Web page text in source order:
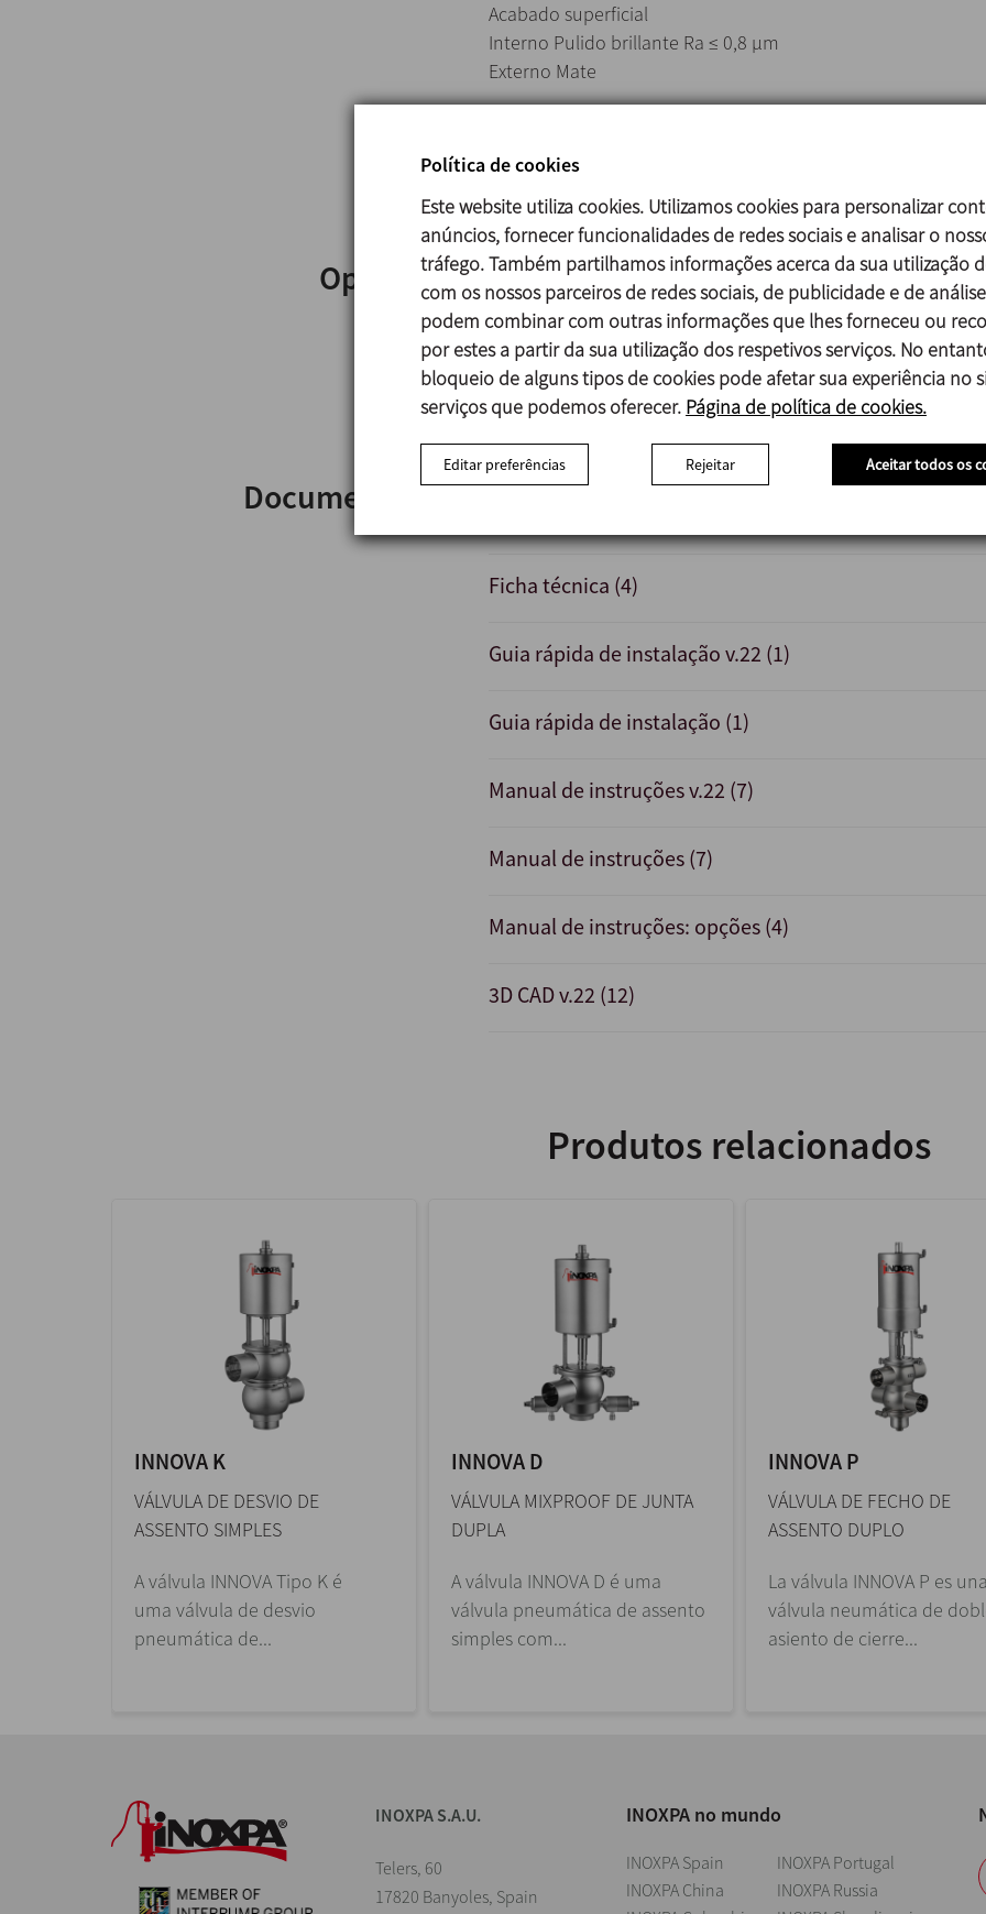
Acabado superficial
Interno Pulido brillante Ra ≤ 0,8 μm
Externo Mate
ASTM A269/270 OD 1½’’ - OD 4’’
Opções
Juntas en FPM y HNBR.
Otras conexiones: macho, clamp.
Cabezal de control C-TOP S.
Detectores de posición externos.
Acabado superficial Ra ≤ 0,5 μm
Documentos
Ficha técnica (4)
Guia rápida de instalação v.22 (1)
Guia rápida de instalação (1)
Manual de instruções v.22 (7)
Manual de instruções (7)
Manual de instruções: opções (4)
3D CAD v.22 (12)
Produtos relacionados
INNOVA K
VÁLVULA DE DESVIO DE
ASSENTO SIMPLES
A válvula INNOVA Tipo K é
uma válvula de desvio
pneumática de...
INNOVA D
VÁLVULA MIXPROOF DE JUNTA
DUPLA
A válvula INNOVA D é uma
válvula pneumática de assento
simples com...
INNOVA P
VÁLVULA DE FECHO DE
ASSENTO DUPLO
La válvula INNOVA P es una
válvula neumática de
asiento de cierre...
INOXPA S.A.U.
Telers, 60
17820 Banyoles, Spain
INOXPA no mundo
INOXPA Spain
INOXPA China
INOXPA Portugal
INOXPA Russia
Política de cookies
Este website utiliza cookies. Utilizamos cookies para personalizar
anúncios, fornecer funcionalidades de redes sociais e analisar o
tráfego. Também partilhamos informações acerca da sua utilização
com os nossos parceiros de redes sociais, de publicidade e de
podem combinar com outras informações que lhes forneceu ou
por estes a partir da sua utilização dos respetivos serviços. No
bloqueio de alguns tipos de cookies pode afetar sua experiência no
serviços que podemos oferecer. Página de política de cookies.
Editar preferências Rejeitar Aceitar todos os